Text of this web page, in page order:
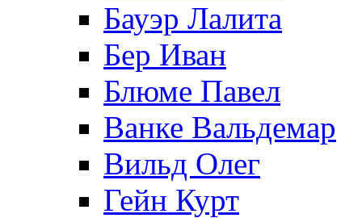
Бауэр Лалита
Бер Иван
Блюме Павел
Ванке Вальдемар
Вильд Олег
Гейн Курт